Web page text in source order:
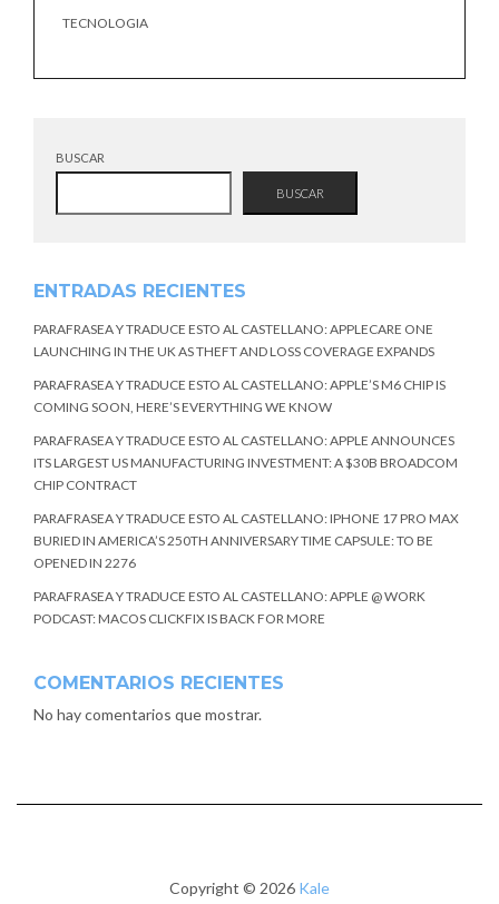
TECNOLOGIA
BUSCAR
BUSCAR
ENTRADAS RECIENTES
PARAFRASEA Y TRADUCE ESTO AL CASTELLANO: APPLECARE ONE
LAUNCHING IN THE UK AS THEFT AND LOSS COVERAGE EXPANDS
PARAFRASEA Y TRADUCE ESTO AL CASTELLANO: APPLE’S M6 CHIP IS
COMING SOON, HERE’S EVERYTHING WE KNOW
PARAFRASEA Y TRADUCE ESTO AL CASTELLANO: APPLE ANNOUNCES
ITS LARGEST US MANUFACTURING INVESTMENT: A $30B BROADCOM
CHIP CONTRACT
PARAFRASEA Y TRADUCE ESTO AL CASTELLANO: IPHONE 17 PRO MAX
BURIED IN AMERICA’S 250TH ANNIVERSARY TIME CAPSULE: TO BE
OPENED IN 2276
PARAFRASEA Y TRADUCE ESTO AL CASTELLANO: APPLE @ WORK
PODCAST: MACOS CLICKFIX IS BACK FOR MORE
COMENTARIOS RECIENTES
No hay comentarios que mostrar.
Copyright © 2026 Kale